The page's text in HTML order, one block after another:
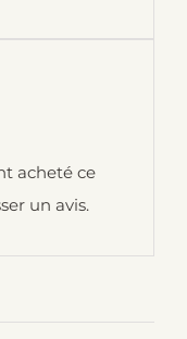
acheté ce
un avis.